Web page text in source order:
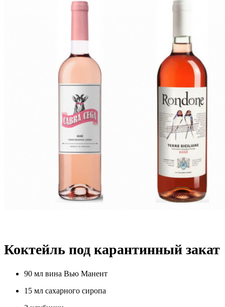
Коктейль под карантинный закат
90 мл вина Вью Манент
15 мл сахарного сиропа